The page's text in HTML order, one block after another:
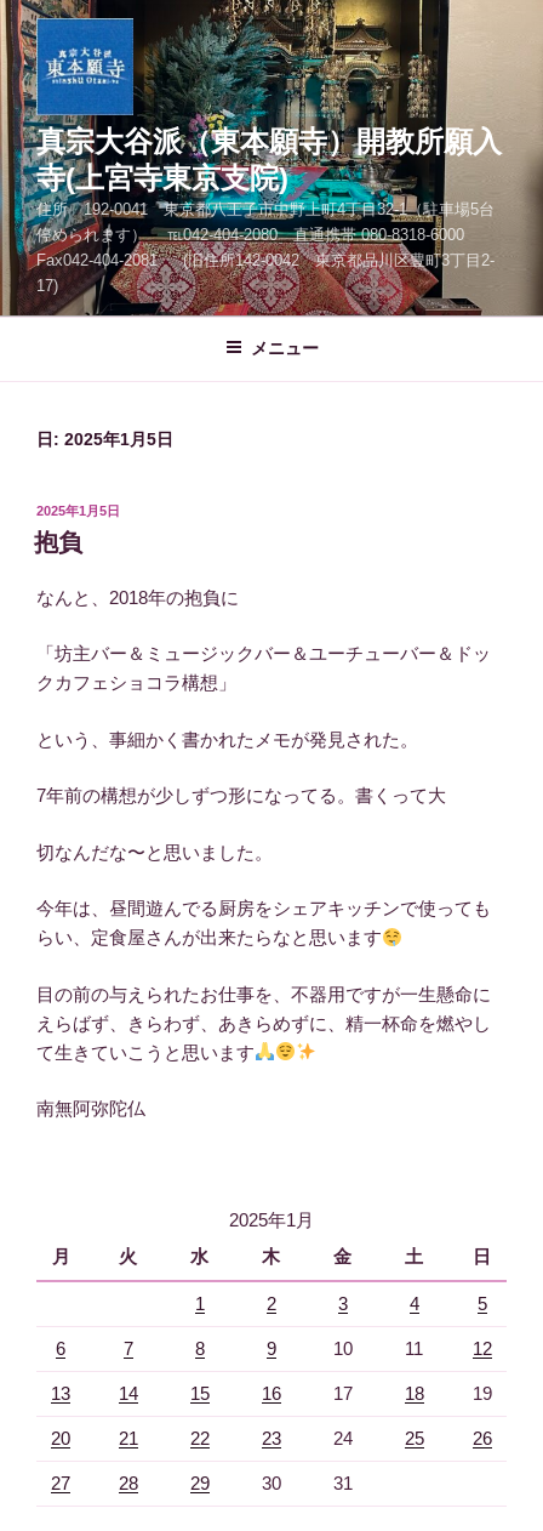
コ
ン
テ
ン
へ
ス
キ
ッ
プ
真宗大谷派（東本願寺）開教所願入
寺(上宮寺東京支院)
住所 192-0041 東京都八王子市中野上町4丁目32-1（駐車場5台
停められます） ℡042-404-2080 直通携帯 080-8318-6000
Fax042-404-2081 (旧住所142-0042 東京都品川区豊町3丁目2-
17)
メニュー
日: 2025年1月5日
投
稿
日:
2025年1月5日
抱負
なんと、2018年の抱負に
「坊主バー＆ミュージックバー＆ユーチューバー＆ドッ
クカフェショコラ構想」
という、事細かく書かれたメモが発見された。
7年前の構想が少しずつ形になってる。書くって大
切なんだな〜と思いました。
今年は、昼間遊んでる厨房をシェアキッチンで使っても
らい、定食屋さんが出来たらなと思います
目の前の与えられたお仕事を、不器用ですが一生懸命に
えらばず、きらわず、あきらめずに、精一杯命を燃やし
て生きていこうと思います
南無阿弥陀仏
2025年1月
月
火 水 木 金 土 日
1 2 3 4 5
6 7 8 9 10 11 12
13 14 15 16 17 18 19
20 21 22 23 24 25 26
27 28 29 30 31